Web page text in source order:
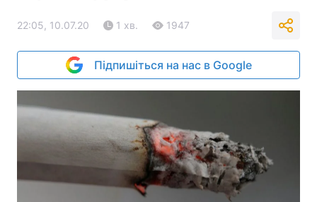
22:05, 10.07.20 1 хв. 1947
Підпишіться на нас в Google